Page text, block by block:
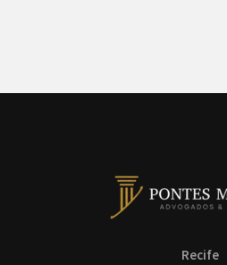
Recife